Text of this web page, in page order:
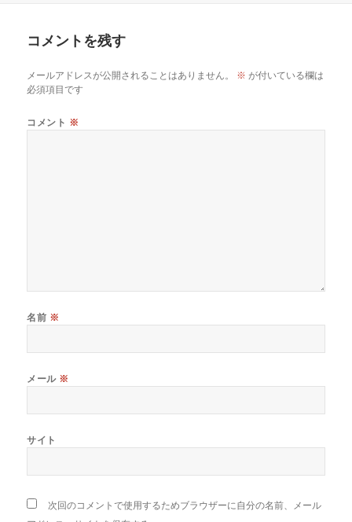
コメントを残す
メールアドレスが公開されることはありません。 ※ が付いている欄は
必須項目です
コメント ※
名前 ※
メール ※
サイト
次回のコメントで使用するためブラウザーに自分の名前、メール